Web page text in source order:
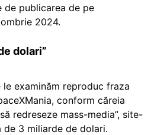
de publicarea de pe
2024.
dolari”
examinăm reproduc fraza
conform căreia
redreseze mass-media”, site-
de 3 miliarde de dolari.